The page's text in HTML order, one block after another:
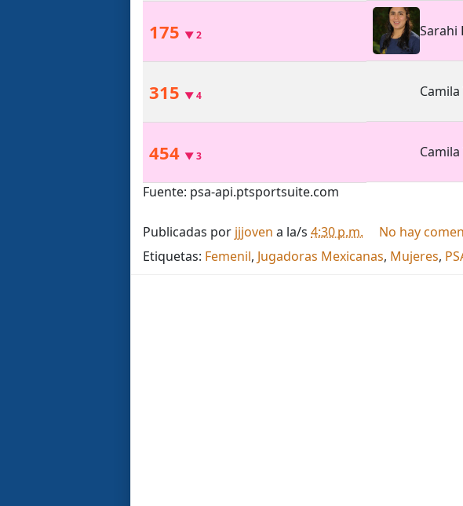
175 ▼2 Sarahi
315 ▼4
454 ▼3
Fuente: psa-api.ptsportsuite.com
Publicadas por jjjoven a la/s 4:30 p.m.
No hay
Etiquetas: Femenil, Jugadoras Mexicanas, Mujeres,